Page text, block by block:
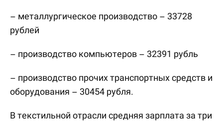
– металлургическое производство – 33728
рублей
– производство компьютеров – 32391 рубль
– производство прочих транспортных средств и
оборудования – 30454 рубля.
В текстильной отрасли средняя зарплата за три